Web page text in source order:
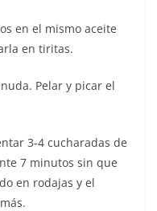
en el mismo aceite
en tiritas.
Pelar y picar el
3-4 cucharadas de
7 minutos sin que
en rodajas y el